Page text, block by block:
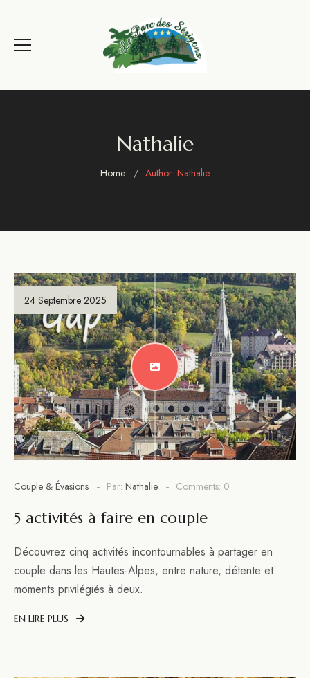
Nathalie
Home Author: Nathalie
24 Septembre 2025
Couple & Évasions Par: Nathalie Comments: 0
5 activités à faire en couple
Découvrez cinq activités incontournables à partager en
couple dans les Hautes-Alpes, entre nature, détente et
moments privilégiés à deux.
EN LIRE PLUS